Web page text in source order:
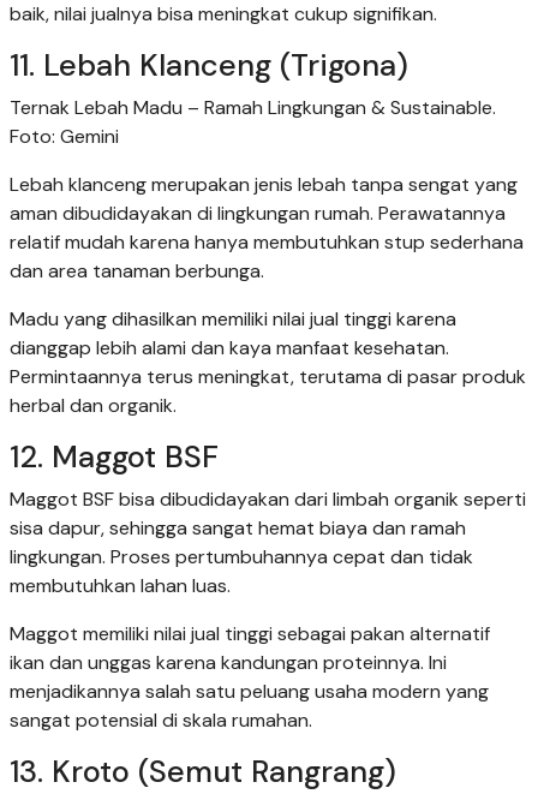
baik, nilai jualnya bisa meningkat cukup signifikan.
11. Lebah Klanceng (Trigona)
Ternak Lebah Madu – Ramah Lingkungan & Sustainable.
Foto: Gemini
Lebah klanceng merupakan jenis lebah tanpa sengat yang
aman dibudidayakan di lingkungan rumah. Perawatannya
relatif mudah karena hanya membutuhkan stup sederhana
dan area tanaman berbunga.
Madu yang dihasilkan memiliki nilai jual tinggi karena
dianggap lebih alami dan kaya manfaat kesehatan.
Permintaannya terus meningkat, terutama di pasar produk
herbal dan organik.
12. Maggot BSF
Maggot BSF bisa dibudidayakan dari limbah organik seperti
sisa dapur, sehingga sangat hemat biaya dan ramah
lingkungan. Proses pertumbuhannya cepat dan tidak
membutuhkan lahan luas.
Maggot memiliki nilai jual tinggi sebagai pakan alternatif
ikan dan unggas karena kandungan proteinnya. Ini
menjadikannya salah satu peluang usaha modern yang
sangat potensial di skala rumahan.
13. Kroto (Semut Rangrang)